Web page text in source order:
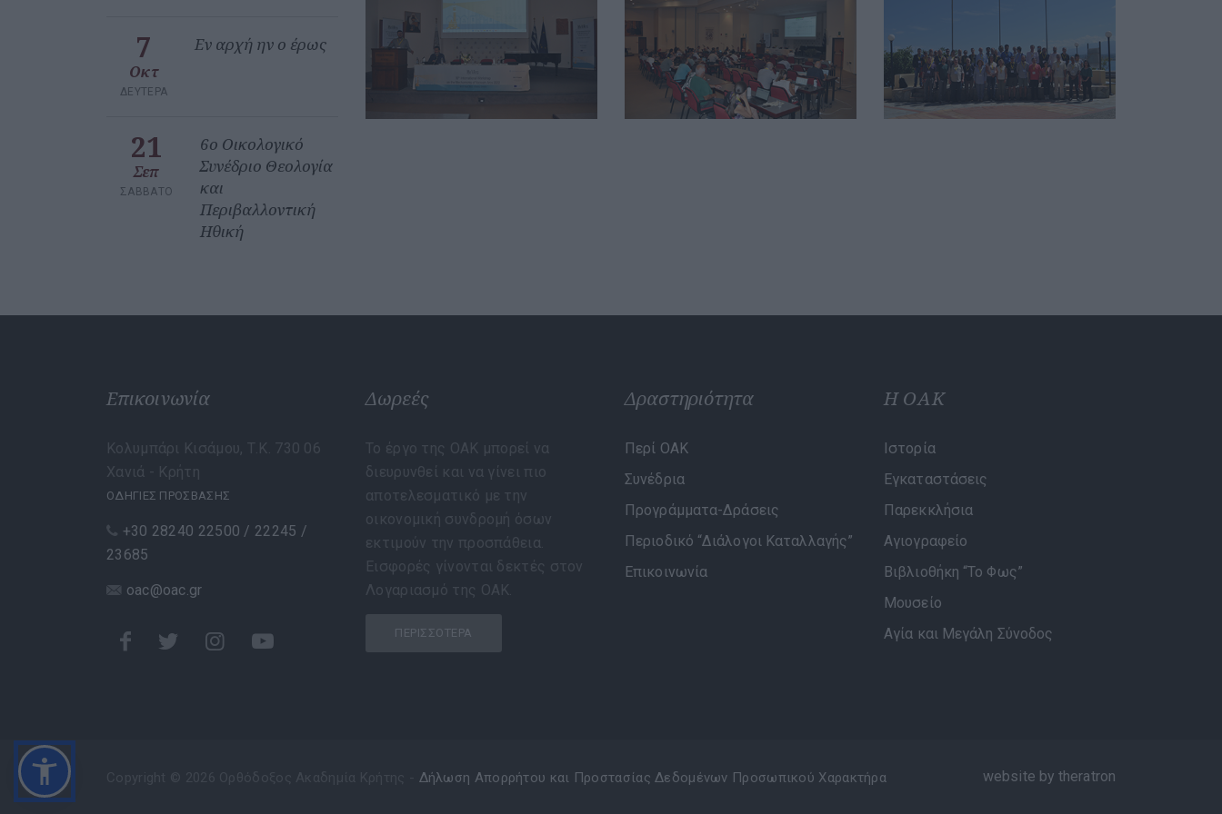
7
Οκτ
ΔΕΥΤΈΡΑ
Εν αρχή ην ο έρως
21
Σεπ
ΣΆΒΒΑΤΟ
6ο Οικολογικό
Συνέδριο Θεολογία
και
Περιβαλλοντική
Ηθική
Επικοινωνία
Κολυμπάρι Κισάμου, Τ.Κ. 730 06
Χανιά - Κρήτη
ΟΔΗΓΙΕΣ ΠΡΟΣΒΑΣΗΣ
+30 28240 22500 / 22245 /
23685
oac@oac.gr
Δωρεές
Το έργο της ΟΑΚ μπορεί να
διευρυνθεί και να γίνει πιο
αποτελεσματικό με την
οικονομική συνδρομή όσων
εκτιμούν την προσπάθεια.
Εισφορές γίνονται δεκτές στον
Λογαριασμό της ΟΑΚ.
ΠΕΡΙΣΣΌΤΕΡΑ
Δραστηριότητα
Περί ΟΑΚ
Συνέδρια
Προγράμματα-Δράσεις
Περιοδικό “Διάλογοι Καταλλαγής”
Επικοινωνία
Η ΟΑΚ
Ιστορία
Εγκαταστάσεις
Παρεκκλήσια
Αγιογραφείο
Βιβλιοθήκη “Το Φως”
Μουσείο
Αγία και Μεγάλη Σύνοδος
Δήλωση Απορρήτου και Προστασίας Δεδομένων Προσωπικού Χαρακτήρα website by theratron